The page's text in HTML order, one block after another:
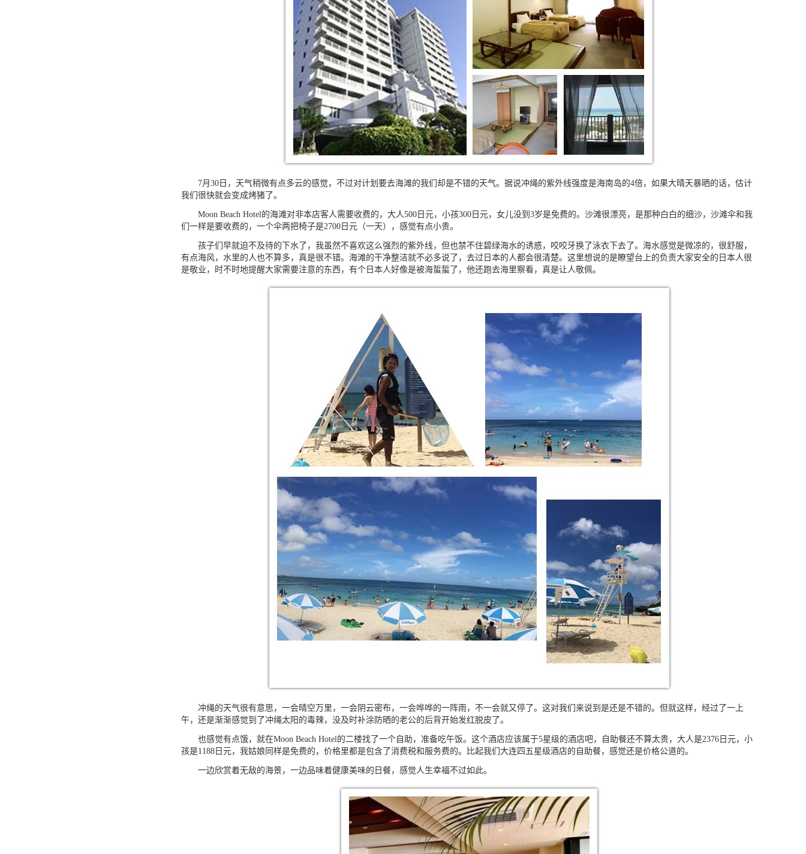
7月 30 日，天气稍微有点多云的感觉，不过对计划要去海滩的我们却是不错的天气。据说冲绳的紫外线强度是海南岛的4倍，如果大晴天暴晒的话，估计
我们很快就会变成烤猪了。
Moon Beach Hotel的海滩对非本店客人需要收费的，大人500 日元，小孩300 日元，女儿没到 3岁是免费的。沙滩很漂亮，是那种白白的细沙，沙滩伞和我
们一样是要收费的，一个伞两把椅子是2700 日元（一天），感觉有点小贵。
孩子们早就迫不及待的下水了，我虽然不喜欢这么强烈的紫外线，但也禁不住碧绿海水的诱惑，咬咬牙换了泳衣下去了。海水感觉是微凉的，很舒服，
有点海风，水里的人也不算多，真是很不错。海滩的干净整洁就不必多说了，去过日本的人都会很清楚。这里想说的是瞭望台上的负责大家安全的日本人很
是敬业，时不时地提醒大家需要注意的东西，有个日本人好像是被海蜇蜇了，他还跑去海里察看，真是让人敬佩。
冲绳的天气很有意思，一会晴空万里，一会阴云密布，一会哗哗的一阵雨，不一会就又停了。这对我们来说到是还是不错的。但就这样，经过了一上
午，还是渐渐感觉到了冲绳太阳的毒辣，没及时补涂防晒的老公的后背开始发红脱皮了。
也感觉有点饿，就在Moon Beach Hotel的二楼找了一个自助，准备吃午饭。这个酒店应该属于5星级的酒店吧，自助餐还不算太贵，大人是2376 日元，小
孩是1188 日元，我姑娘同样是免费的，价格里都是包含了消费税和服务费的。比起我们大连四五星级酒店的自助餐，感觉还是价格公道的。
一边欣赏着无敌的海景，一边品味着健康美味的日餐，感觉人生幸福不过如此。